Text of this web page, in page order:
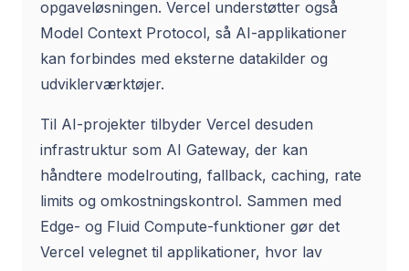
opgaveløsningen. Vercel understøtter også
Model Context Protocol, så AI-applikationer
kan forbindes med eksterne datakilder og
udviklerværktøjer.
Til AI-projekter tilbyder Vercel desuden
infrastruktur som AI Gateway, der kan
håndtere modelrouting, fallback, caching, rate
limits og omkostningskontrol. Sammen med
Edge- og Fluid Compute-funktioner gør det
Vercel velegnet til applikationer, hvor lav